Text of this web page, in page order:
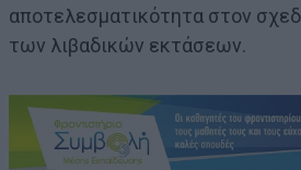
αποτελεσματικότητα στον
των λιβαδικών εκτάσεων.